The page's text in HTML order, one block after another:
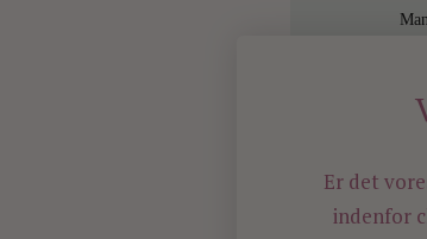
Er det
indenfor